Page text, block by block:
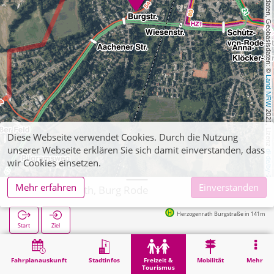
, Kartendaten, Geobasisdaten: ©
Land NRW
2021, Lizenz
dl-de/by-2-0
Fahrplanauskunft Stadtinfos
Freizeit &
Tourismus
Mobilität Mehr
Herzogenrath, Burg Rode
Start Ziel
Herzogenrath Burgstraße in 141m
Freizeit & Tourismus Sehenswürdigkeit Herzogenrath, Burg Rode
Diese Webseite verwendet Cookies. Durch die Nutzung
unserer Webseite erklären Sie sich damit einverstanden, dass
wir Cookies einsetzen.
Mehr erfahren
Einverstanden